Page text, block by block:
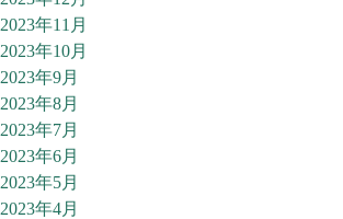
2023年11月
2023年10月
2023年9月
2023年8月
2023年7月
2023年6月
2023年5月
2023年4月